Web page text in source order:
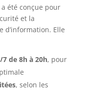
a été conçue pour
et la
d’information. Elle
de 8h à 20h, pour
, selon les